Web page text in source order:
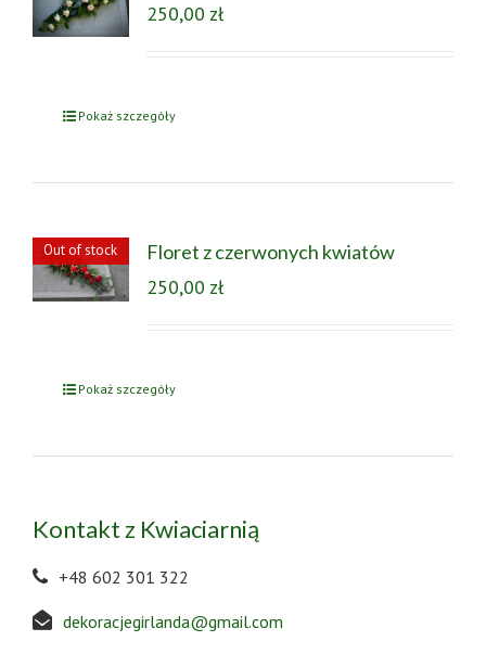
250,00 zł
Pokaż szczegóły
Out of stock Floret z czerwonych kwiatów
250,00 zł
Pokaż szczegóły
Kontakt z Kwiaciarnią
+48 602 301 322
dekoracjegirlanda@gmail.com